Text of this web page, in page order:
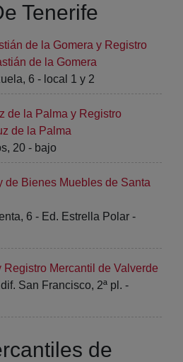
Tenerife
de la Gomera y Registro
de la Gomera
6 - local 1 y 2
de la Palma y Registro
de la Palma
20 - bajo
de Bienes Muebles de Santa
6 - Ed. Estrella Polar -
Registro Mercantil de Valverde
San Francisco, 2ª pl. -
de